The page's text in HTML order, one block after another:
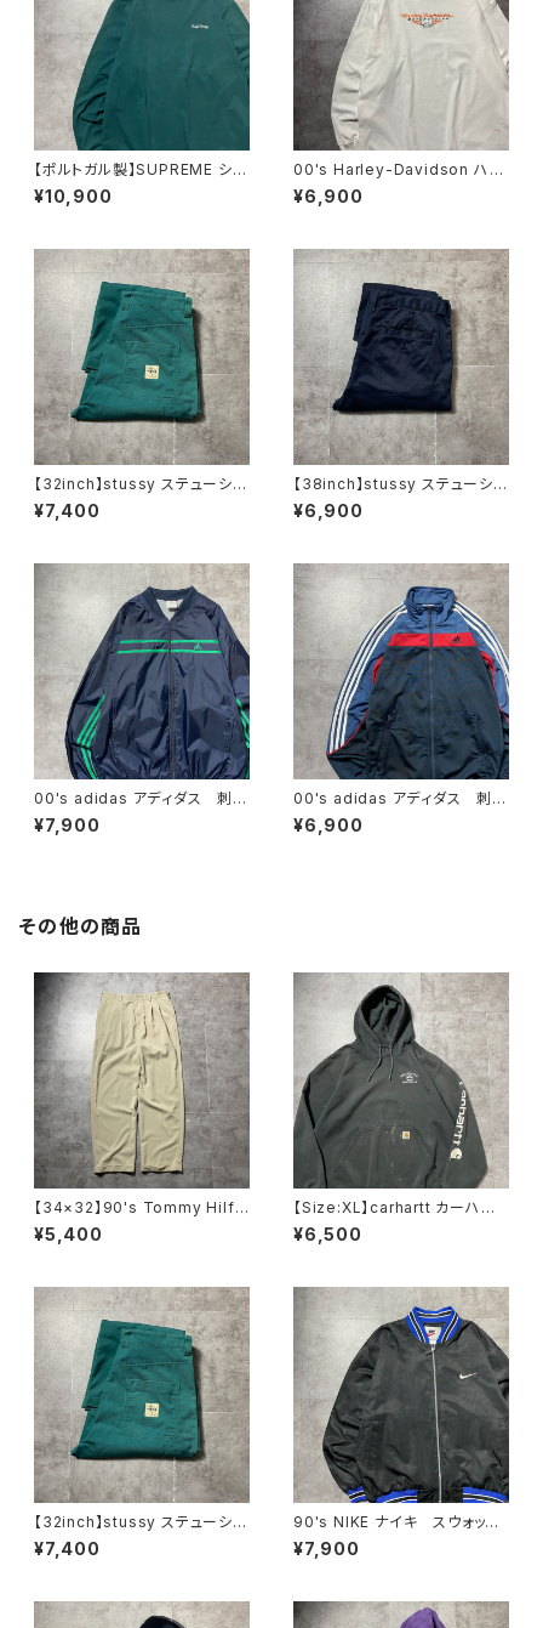
【ポルトガル製】SUPREME シュ
プリーム 刺繍ワンポイント
グリーン Tシャツ ロンT
¥10,900
00's Harley-Davidson ハー
レーダビッドソン スカル セン
ター刺繍ロゴ ホワイト 白
¥6,900
【32inch】stussy ステューシ
ー ジッパーフライ グリー
ン ダブルニー ワークパンツ
¥7,400
【38inch】stussy ステューシ
ー ジッパーフライ SSリン
ク 刺繍ロゴ ネイビー クロ
¥6,900
00's adidas アディダス 刺繍
ワンポイント パフォーマンスロ
ゴ ノーカラー ネイビー ナ
¥7,900
00's adidas アディダス 刺繍
ワンポイント バックプリント
サイドストライプ マルチカラ
¥6,900
その他の商品
【34×32】90's Tommy Hilfi
ger トミーヒルフィガー ジッパ
ーフライ 2タック ベージュ
¥5,400
【Size:XL】carhartt カーハー
ト 刺繍企業ロゴ アームプリ
ント グッドダメージ ダークグ
¥6,500
【32inch】stussy ステューシ
ー ジッパーフライ グリー
ン ダブルニー ワークパンツ
¥7,400
90's NIKE ナイキ スウォッシ
ュ 刺繍ワンポイント バック刺
繍 ラインリブ ブラック×ネイ
¥7,900